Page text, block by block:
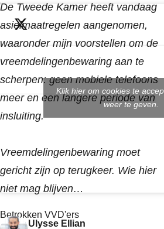
De Tweede Kamer heeft vandaag
asielmaatregelen aangenomen,
waaronder mijn voorstellen om de
vreemdelingenbewaring aan te
scherpen: geen mobiele telefoons
meer en een langere periode van
insluiting.
Vreemdelingenbewaring moet
gericht zijn op terugkeer. Wie hier
niet mag blijven…
Klik hier om cookies te
weer te geven.
Betrokken VVD'ers
Ulysse Ellian